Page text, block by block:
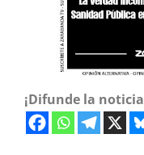
¡Difunde la